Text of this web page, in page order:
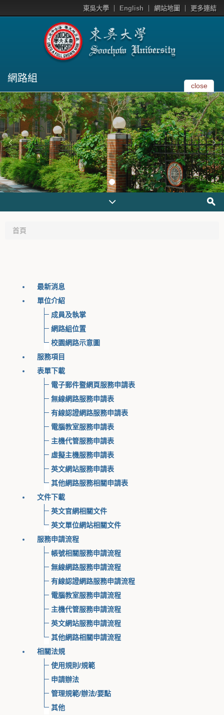
東吳大學 English 網站地圖 更多連結
網路組
close
首頁
最新消息
單位介紹
成員及執掌
網路組位置
校園網路示意圖
服務項目
表單下載
電子郵件暨網頁服務申請表
無線網路服務申請表
有線認證網路服務申請表
電腦教室服務申請表
主機代管服務申請表
虛擬主機服務申請表
英文網站服務申請表
其他網路服務相關申請表
文件下載
英文官網相關文件
英文單位網站相關文件
服務申請流程
帳號相關服務申請流程
無線網路服務申請流程
有線認證網路服務申請流程
電腦教室服務申請流程
主機代管服務申請流程
英文網站服務申請流程
其他網路相關申請流程
相關法規
使用規則/規範
申請辦法
管理規範/辦法/要點
其他